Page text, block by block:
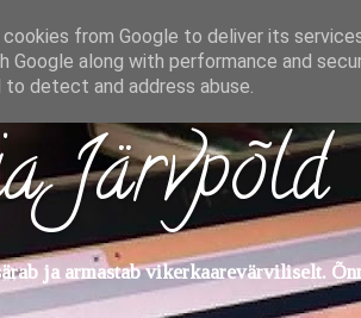
Järvpõld
ja armastab vikerkaarevärviliselt.
from Google to deliver its
Google along with performance and
detect and address abuse.